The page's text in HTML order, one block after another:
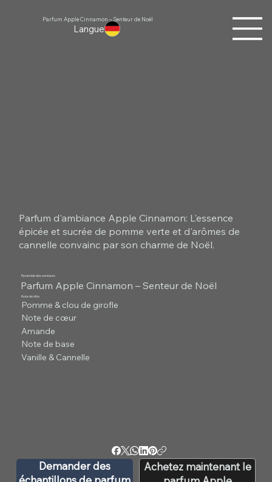
Langue
Parfum Apple Cinnamon – Senteur de Noël
Parfum d'ambiance Apple Cinnamon: L'essence
épicée et sucrée de pomme verte et d'arômes de
cannelle convainc par son charme de Noël.
Pyramide des senteurs
Parfum Apple Cinnamon – Senteur de Noël
Note de tête
Pomme & clou de girofle
Note de cœur
Amande
Note de base
Vanille & Cannelle
Demander des
Achetez maintenant le